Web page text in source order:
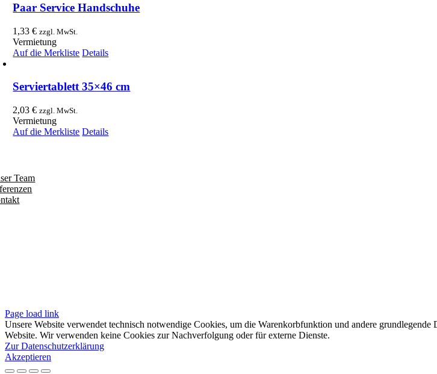
Paar Service Handschuhe
1,33€ zzgl. MwSt.
Vermietung
Auf die Merkliste Details
Serviertablett 35×46 cm
2,03€ zzgl. MwSt.
Vermietung
Auf die Merkliste Details
Team
Page load link
Unsere Website verwendet technisch notwendige Cookies, um die Warenkorbfunktion und andere
Website. Wir verwenden keine Cookies zur Nachverfolgung oder für externe Dienste.
Zur Datenschutzerklärung
Akzeptieren